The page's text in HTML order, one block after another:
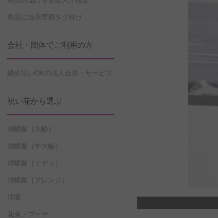
商品に当店専用タグ付け
会社・団体でご利用の方
締め払いOKの法人会員・サービス
祝い花から選ぶ
胡蝶蘭［大輪］
胡蝶蘭［中大輪］
胡蝶蘭［ミディ］
胡蝶蘭［アレンジ］
洋蘭
花束・ブーケ